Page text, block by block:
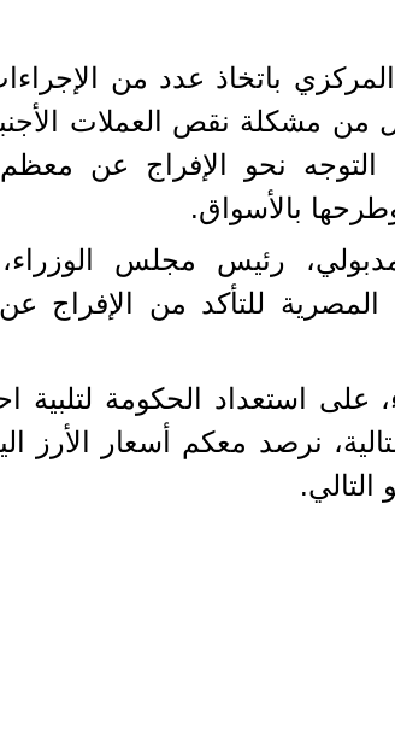
باتخاذ عدد من
من مشكلة نقص العملات
التوجه نحو الإفراج عن
بالأسواق.
رئيس مجلس الوزراء،
المصرية للتأكد من الإفراج
على استعداد الحكومة لتلبية
نرصد معكم أسعار الأرز
التالي.